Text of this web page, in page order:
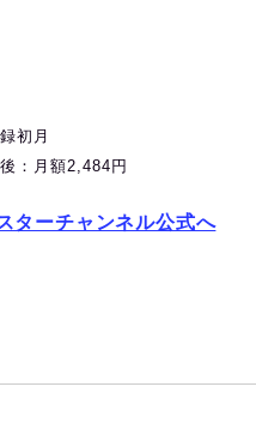
初月
：月額2,484円
ターチャンネル公式へ